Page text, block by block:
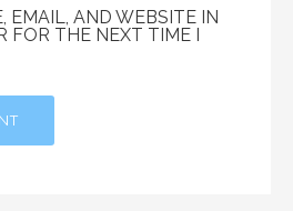
EMAIL, AND WEBSITE IN
FOR THE NEXT TIME I